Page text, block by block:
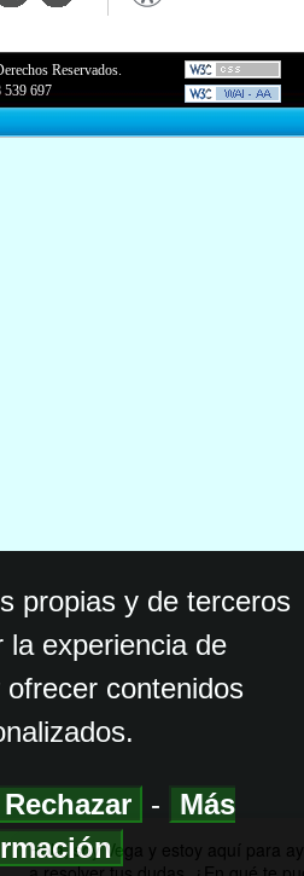
Reservados.
539 697
propias y de terceros
la experiencia de
contenidos
Rechazar -
Más